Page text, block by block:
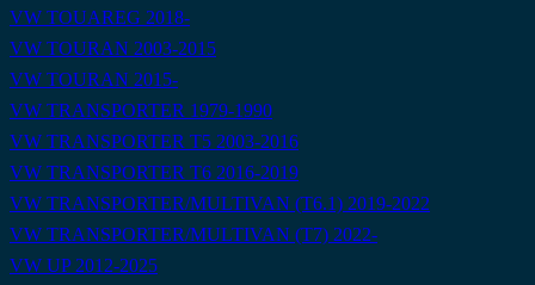
VW TOUAREG 2018-
VW TOURAN 2003-2015
VW TOURAN 2015-
VW TRANSPORTER 1979-1990
VW TRANSPORTER T5 2003-2016
VW TRANSPORTER T6 2016-2019
VW TRANSPORTER/MULTIVAN (T6.1) 2019-2022
VW TRANSPORTER/MULTIVAN (T7) 2022-
VW UP 2012-2025